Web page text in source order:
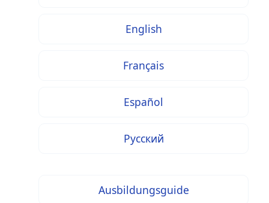
English
Français
Español
Русский
Ausbildungsguide